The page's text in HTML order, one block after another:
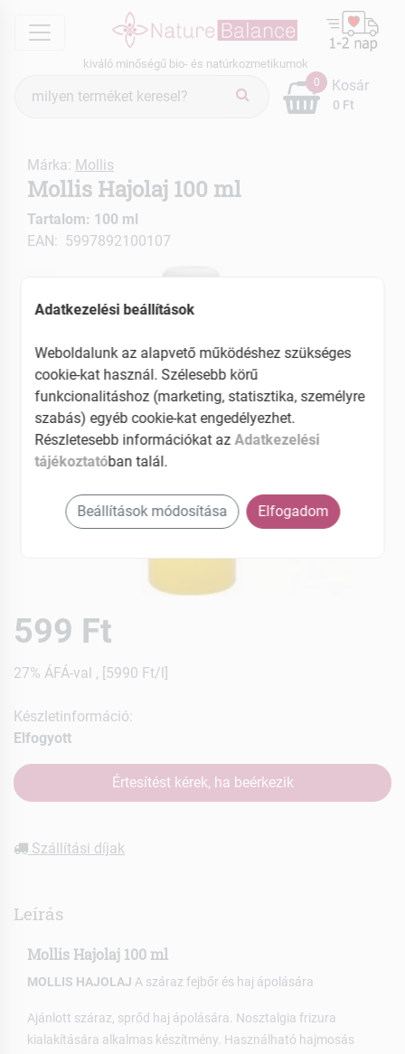
menu
kiváló minőségű bio- és natúrkozmetikumok
keresés
0
0 Ft
Kosár
Márka: Mollis
Mollis Hajolaj 100 ml
Tartalom: 100 ml
EAN: 5997892100107
599 Ft
27% ÁFÁ-val , [5990 Ft/l]
Készletinformáció:
Elfogyott
Értesítést kérek, ha beérkezik
Szállítási díjak
Leírás
Mollis Hajolaj 100 ml
MOLLIS HAJOLAJ A száraz fejbőr és haj ápolására
Ajánlott száraz, sprőd haj ápolására. Nosztalgia frizura
kialakítására alkalmas készítmény. Használható hajmosás
Adatkezelési beállítások
Weboldalunk az alapvető működéshez szükséges
cookie-kat használ. Szélesebb körű
funkcionalitáshoz (marketing, statisztika, személyre
szabás) egyéb cookie-kat engedélyezhet.
Részletesebb információkat azAdatkezelési
tájékoztatóban talál.
Beállítások módosítása Elfogadom